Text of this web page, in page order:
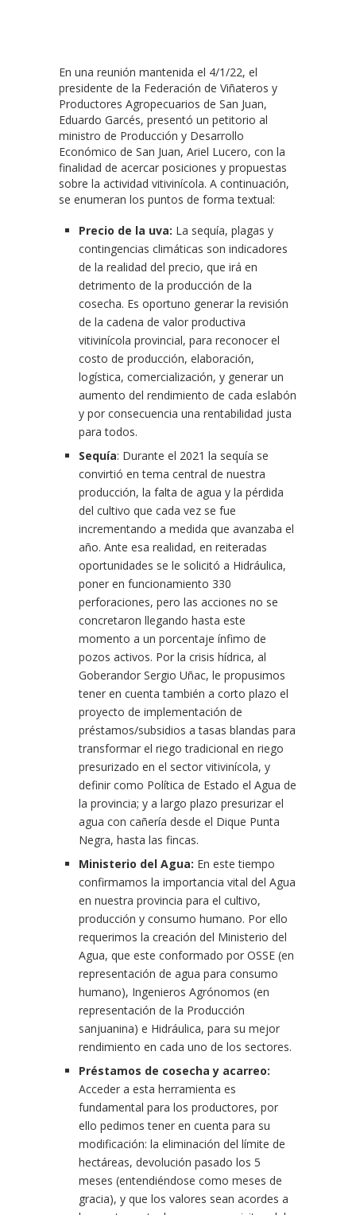
En una reunión mantenida el 4/1/22, el
presidente de la Federación de Viñateros y
Productores Agropecuarios de San Juan,
Eduardo Garcés, presentó un petitorio al
ministro de Producción y Desarrollo
Económico de San Juan, Ariel Lucero, con la
finalidad de acercar posiciones y propuestas
sobre la actividad vitivinícola. A continuación,
se enumeran los puntos de forma textual:
Precio de la uva: La sequía, plagas y
contingencias climáticas son indicadores
de la realidad del precio, que irá en
detrimento de la producción de la
cosecha. Es oportuno generar la revisión
de la cadena de valor productiva
vitivinícola provincial, para reconocer el
costo de producción, elaboración,
logística, comercialización, y generar un
aumento del rendimiento de cada eslabón
y por consecuencia una rentabilidad justa
para todos.
Sequía: Durante el 2021 la sequía se
convirtió en tema central de nuestra
producción, la falta de agua y la pérdida
del cultivo que cada vez se fue
incrementando a medida que avanzaba el
año. Ante esa realidad, en reiteradas
oportunidades se le solicitó a Hidráulica,
poner en funcionamiento 330
perforaciones, pero las acciones no se
concretaron llegando hasta este
momento a un porcentaje ínfimo de
pozos activos. Por la crisis hídrica, al
Goberandor Sergio Uñac, le propusimos
tener en cuenta también a corto plazo el
proyecto de implementación de
préstamos/subsidios a tasas blandas para
transformar el riego tradicional en riego
presurizado en el sector vitivinícola, y
definir como Política de Estado el Agua de
la provincia; y a largo plazo presurizar el
agua con cañería desde el Dique Punta
Negra, hasta las fincas.
Ministerio del Agua: En este tiempo
confirmamos la importancia vital del Agua
en nuestra provincia para el cultivo,
producción y consumo humano. Por ello
requerimos la creación del Ministerio del
Agua, que este conformado por OSSE (en
representación de agua para consumo
humano), Ingenieros Agrónomos (en
representación de la Producción
sanjuanina) e Hidráulica, para su mejor
rendimiento en cada uno de los sectores.
Préstamos de cosecha y acarreo:
Acceder a esta herramienta es
fundamental para los productores, por
ello pedimos tener en cuenta para su
modificación: la eliminación del límite de
hectáreas, devolución pasado los 5
meses (entendiéndose como meses de
gracia), y que los valores sean acordes a